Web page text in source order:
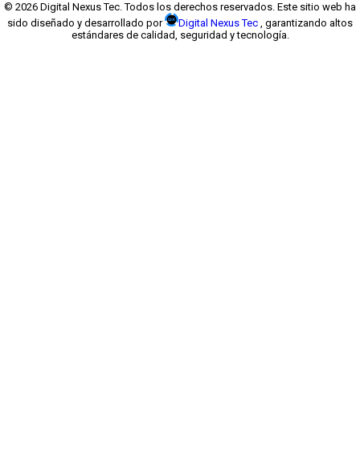
© 2026 Digital Nexus Tec. Todos los derechos reservados. Este sitio web ha
sido diseñado y desarrollado por
Digital Nexus Tec , garantizando altos
estándares de calidad, seguridad y tecnología.